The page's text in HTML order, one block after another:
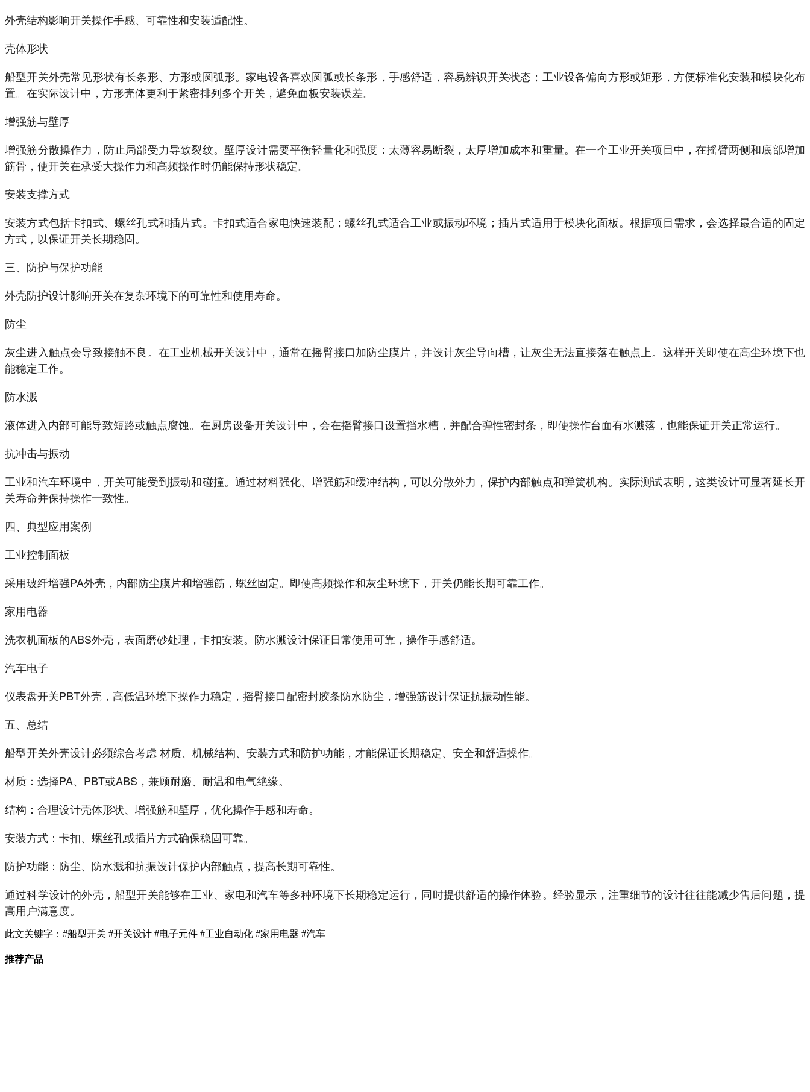
外壳结构影响开关操作手感、可靠性和安装适配性。
壳体形状
船型开关外壳常见形状有长条形、方形或圆弧形。家电设备喜欢圆弧或长条形，手感舒适，容易辨识开关状态；工业设备偏向方形或矩形，方便标准化安装和模块化布
置。在实际设计中，方形壳体更利于紧密排列多个开关，避免面板安装误差。
增强筋与壁厚
增强筋分散操作力，防止局部受力导致裂纹。壁厚设计需要平衡轻量化和强度：太薄容易断裂，太厚增加成本和重量。在一个工业开关项目中，在摇臂两侧和底部增加
筋骨，使开关在承受大操作力和高频操作时仍能保持形状稳定。
安装支撑方式
安装方式包括卡扣式、螺丝孔式和插片式。卡扣式适合家电快速装配；螺丝孔式适合工业或振动环境；插片式适用于模块化面板。根据项目需求，会选择最合适的固定
方式，以保证开关长期稳固。
三、防护与保护功能
外壳防护设计影响开关在复杂环境下的可靠性和使用寿命。
防尘
灰尘进入触点会导致接触不良。在工业机械开关设计中，通常在摇臂接口加防尘膜片，并设计灰尘导向槽，让灰尘无法直接落在触点上。这样开关即使在高尘环境下也
能稳定工作。
防水溅
液体进入内部可能导致短路或触点腐蚀。在厨房设备开关设计中，会在摇臂接口设置挡水槽，并配合弹性密封条，即使操作台面有水溅落，也能保证开关正常运行。
抗冲击与振动
工业和汽车环境中，开关可能受到振动和碰撞。通过材料强化、增强筋和缓冲结构，可以分散外力，保护内部触点和弹簧机构。实际测试表明，这类设计可显著延长开
关寿命并保持操作一致性。
四、典型应用案例
工业控制面板
采用玻纤增强PA外壳，内部防尘膜片和增强筋，螺丝固定。即使高频操作和灰尘环境下，开关仍能长期可靠工作。
家用电器
洗衣机面板的ABS外壳，表面磨砂处理，卡扣安装。防水溅设计保证日常使用可靠，操作手感舒适。
汽车电子
仪表盘开关PBT外壳，高低温环境下操作力稳定，摇臂接口配密封胶条防水防尘，增强筋设计保证抗振动性能。
五、总结
船型开关外壳设计必须综合考虑 材质、机械结构、安装方式和防护功能，才能保证长期稳定、安全和舒适操作。
材质：选择PA、PBT或ABS，兼顾耐磨、耐温和电气绝缘。
结构：合理设计壳体形状、增强筋和壁厚，优化操作手感和寿命。
安装方式：卡扣、螺丝孔或插片方式确保稳固可靠。
防护功能：防尘、防水溅和抗振设计保护内部触点，提高长期可靠性。
通过科学设计的外壳，船型开关能够在工业、家电和汽车等多种环境下长期稳定运行，同时提供舒适的操作体验。经验显示，注重细节的设计往往能减少售后问题，提
高用户满意度。
此文关键字： #船型开关 #开关设计 #电子元件 #工业自动化 #家用电器 #汽车
推荐产品